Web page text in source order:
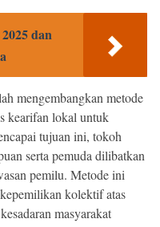
dan
mengembangkan metode
kearifan lokal untuk
tujuan ini, tokoh
serta pemuda dilibatkan
pemilu. Metode ini
kolektif atas
masyarakat